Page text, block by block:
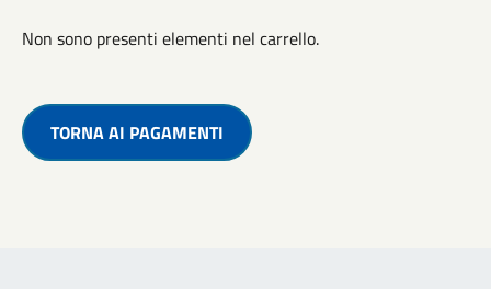
Non sono presenti elementi nel carrello.
TORNA AI PAGAMENTI